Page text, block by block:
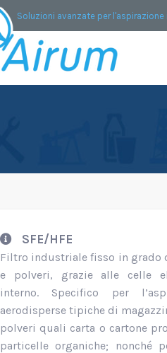
Soluzioni avanzate per
SFE/HFE
Filtro industriale fisso in grado
e polveri, grazie alle celle
interno. Specifico per
aerodisperse tipiche di
polveri quali carta o cartone
particelle organiche; nonché